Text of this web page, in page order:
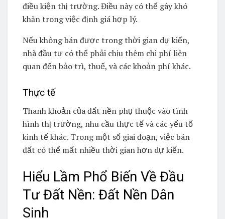
điều kiện thị trường. Điều này có thể gây khó
khăn trong việc định giá hợp lý.
Nếu không bán được trong thời gian dự kiến,
nhà đầu tư có thể phải chịu thêm chi phí liên
quan đến bảo trì, thuế, và các khoản phí khác.
Thực tế
Thanh khoản của đất nền phụ thuộc vào tình
hình thị trường, nhu cầu thực tế và các yếu tố
kinh tế khác. Trong một số giai đoạn, việc bán
đất có thể mất nhiều thời gian hơn dự kiến.
Hiểu Lầm Phổ Biến Về Đầu
Tư Đất Nền: Đất Nền Dân
Sinh